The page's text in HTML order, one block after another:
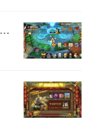
花千骨手游土之幻境如何才能获得满分评价